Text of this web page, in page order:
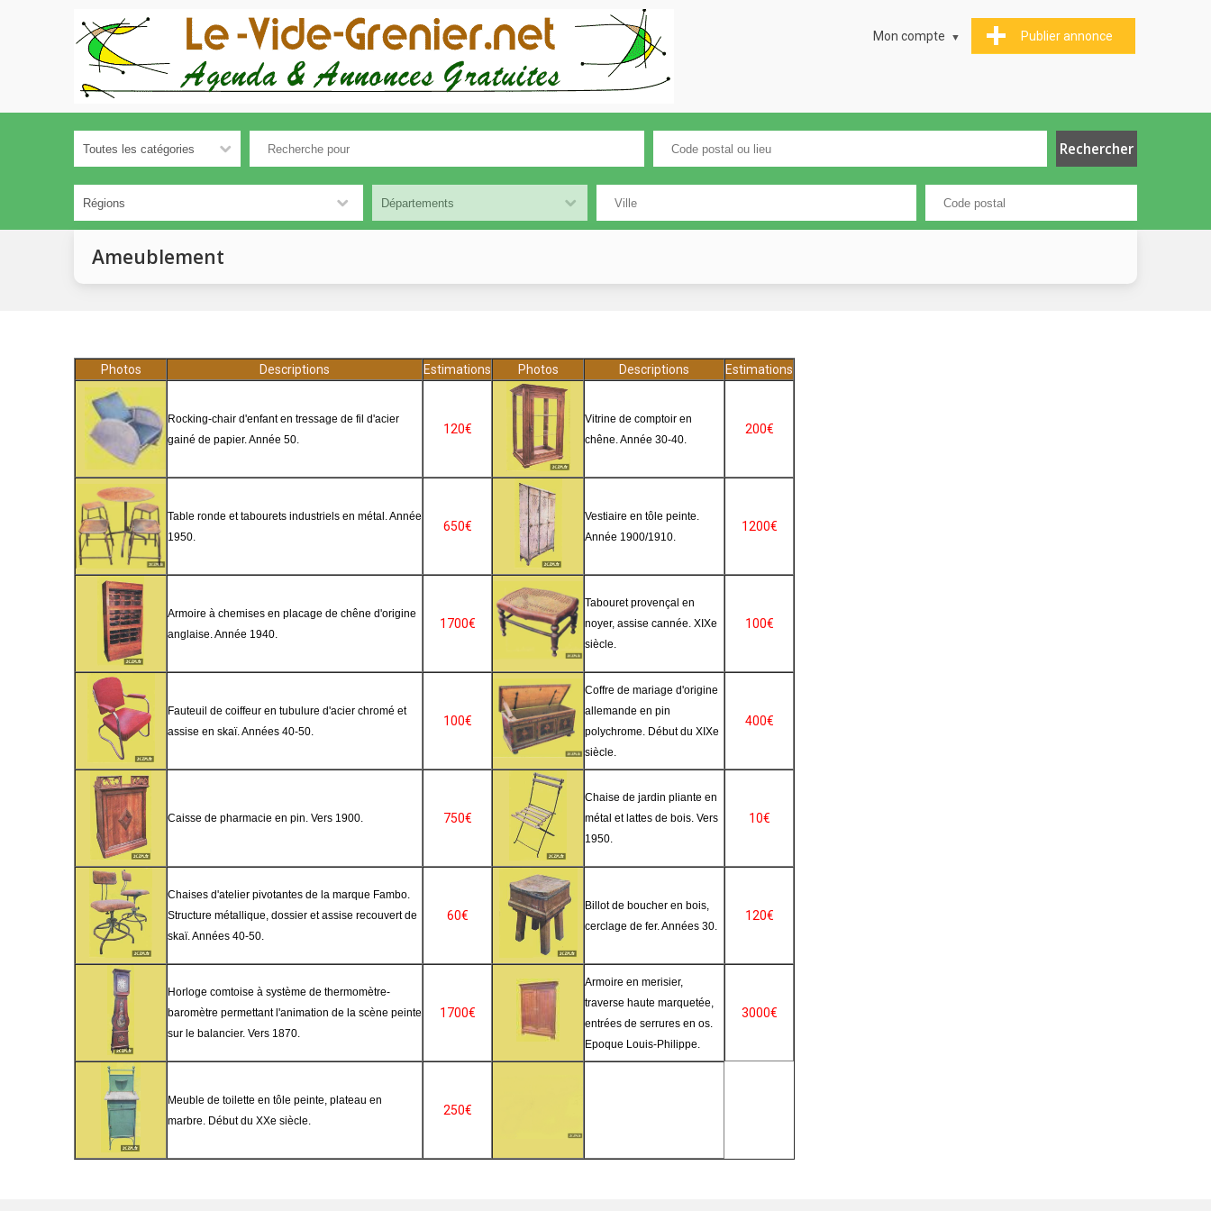
Publier annonce
Mon compte
Ameublement
Photos Descriptions Estimations Photos Descriptions Estimations
Rocking-chair d'enfant en tressage de fil d'acier
gainé de papier. Année 50.
120€
Vitrine de comptoir en
chêne. Année 30-40.
200€
Table ronde et tabourets industriels en métal. Année
1950.
650€
Vestiaire en tôle peinte.
Année 1900/1910.
1200€
Armoire à chemises en placage de chêne d'origine
anglaise. Année 1940.
1700€
Tabouret provençal en
noyer, assise cannée. XIXe
siècle.
100€
Fauteuil de coiffeur en tubulure d'acier chromé et
assise en skaï. Années 40-50.
100€
Coffre de mariage d'origine
allemande en pin
polychrome. Début du XIXe
siècle.
400€
Caisse de pharmacie en pin. Vers 1900. 750€
Chaise de jardin pliante en
métal et lattes de bois. Vers
1950.
10€
Chaises d'atelier pivotantes de la marque Fambo.
Structure métallique, dossier et assise recouvert de
skaï. Années 40-50.
60€
Billot de boucher en bois,
cerclage de fer. Années 30.
120€
Horloge comtoise à système de thermomètre-
baromètre permettant l'animation de la scène peinte
sur le balancier. Vers 1870.
1700€
Armoire en merisier,
traverse haute marquetée,
entrées de serrures en os.
Epoque Louis-Philippe.
3000€
Meuble de toilette en tôle peinte, plateau en
marbre. Début du XXe siècle.
250€